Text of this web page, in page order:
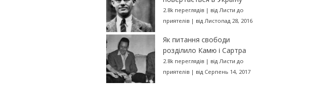
2.8k переглядів| від Листи до
приятелів| від Листопад 28, 2016
Як питання свободи
розділило Камю і Сартра
2.8k переглядів| від Листи до
приятелів| від Серпень 14, 2017